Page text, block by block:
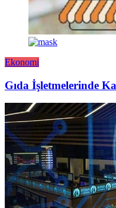
Ekonomi
Gıda İşletmelerinde